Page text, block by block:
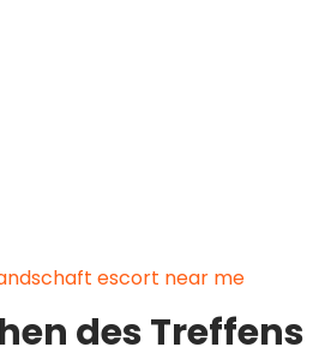
escort near me
des Treffens